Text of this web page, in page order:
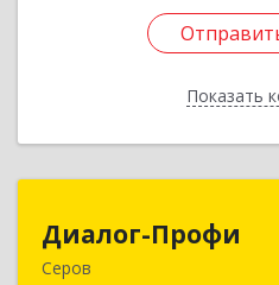
Показать
Диалог-Профи
Серов
624980, Свердловская